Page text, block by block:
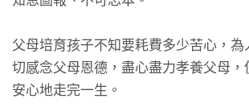
父母培育孩子不知要耗費多少苦心，
切感念父母恩德，盡心盡力孝養父母，
安心地走完一生。